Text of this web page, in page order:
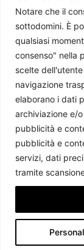
Notare che il
sottodomini. È
qualsiasi
consenso" nella
scelte
navigazione
elaborano i dati
archiviazione e/
pubblicità e
pubblicità e
servizi, dati
tramite
L’Irlanda
dell’Unione
Giorgio Fioravanti - 27